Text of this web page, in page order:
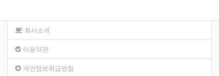
회사소개
이용약관
개인정보취급방침